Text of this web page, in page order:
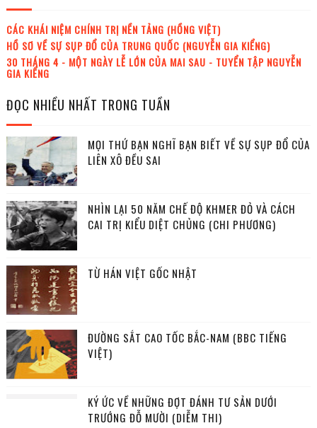
CÁC KHÁI NIỆM CHÍNH TRỊ NỀN TẢNG (HỒNG VIỆT)
HỒ SƠ VỀ SỰ SỤP ĐỔ CỦA TRUNG QUỐC (NGUYỄN GIA KIỂNG)
30 THÁNG 4 - MỘT NGÀY LỄ LỚN CỦA MAI SAU - TUYỂN TẬP NGUYỄN
GIA KIỂNG
ĐỌC NHIỀU NHẤT TRONG TUẦN
MỌI THỨ BẠN NGHĨ BẠN BIẾT VỀ SỰ SỤP ĐỔ CỦA
LIÊN XÔ ĐỀU SAI
NHÌN LẠI 50 NĂM CHẾ ĐỘ KHMER ĐỎ VÀ CÁCH
CAI TRỊ KIỂU DIỆT CHỦNG (CHI PHƯƠNG)
TỪ HÁN VIỆT GỐC NHẬT
ĐƯỜNG SẮT CAO TỐC BẮC-NAM (BBC TIẾNG
VIỆT)
KÝ ỨC VỀ NHỮNG ĐỢT ĐÁNH TƯ SẢN DƯỚI
TRƯỚNG ĐỖ MƯỜI (DIỄM THI)